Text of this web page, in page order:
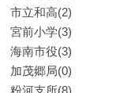
市立和高(2)
宮前小学(3)
海南市役(3)
加茂郷局(0)
粉河支所(8)